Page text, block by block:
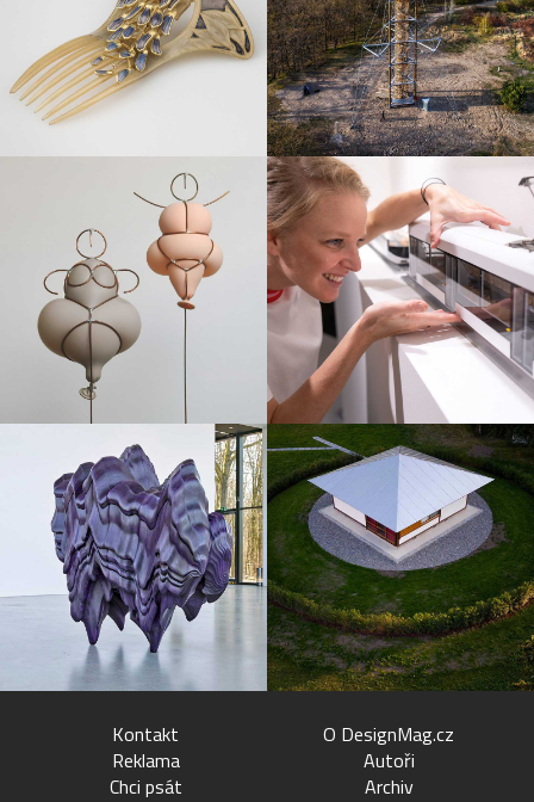
Kontakt
Reklama
Chci psát
O DesignMag.cz
Autoři
Archiv